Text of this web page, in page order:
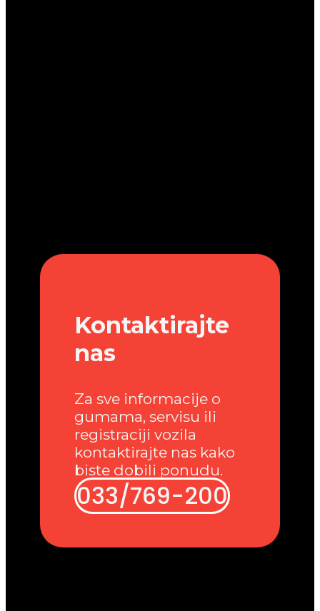
Kontaktirajte
nas
Za sve informacije o
gumama, servisu ili
registraciji vozila
kontaktirajte nas kako
biste dobili ponudu.
033/769-200